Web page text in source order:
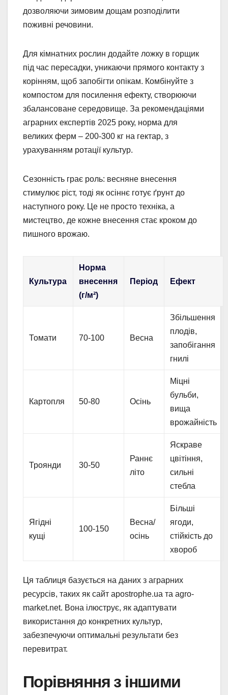
дозволяючи зимовим дощам розподілити
поживні речовини.
Для кімнатних рослин додайте ложку в горщик
під час пересадки, уникаючи прямого контакту з
корінням, щоб запобігти опікам. Комбінуйте з
компостом для посилення ефекту, створюючи
збалансоване середовище. За рекомендаціями
аграрних експертів 2025 року, норма для
великих ферм – 200-300 кг на гектар, з
урахуванням ротації культур.
Сезонність грає роль: весняне внесення
стимулює ріст, тоді як осіннє готує ґрунт до
наступного року. Це не просто техніка, а
мистецтво, де кожне внесення стає кроком до
пишного врожаю.
Культура
Норма
внесення
(г/м²)
Період Ефект
Томати 70-100 Весна
Збільшення
плодів,
запобігання
гнилі
Картопля 50-80 Осінь
Міцні
бульби,
вища
врожайність
Троянди 30-50
Раннє
літо
Яскраве
цвітіння,
сильні
стебла
Ягідні
кущі
100-150
Весна/
осінь
Більші
ягоди,
стійкість до
хвороб
Ця таблиця базується на даних з аграрних
ресурсів, таких як сайт apostrophe.ua та agro-
market.net. Вона ілюструє, як адаптувати
використання до конкретних культур,
забезпечуючи оптимальні результати без
перевитрат.
Порівняння з іншими